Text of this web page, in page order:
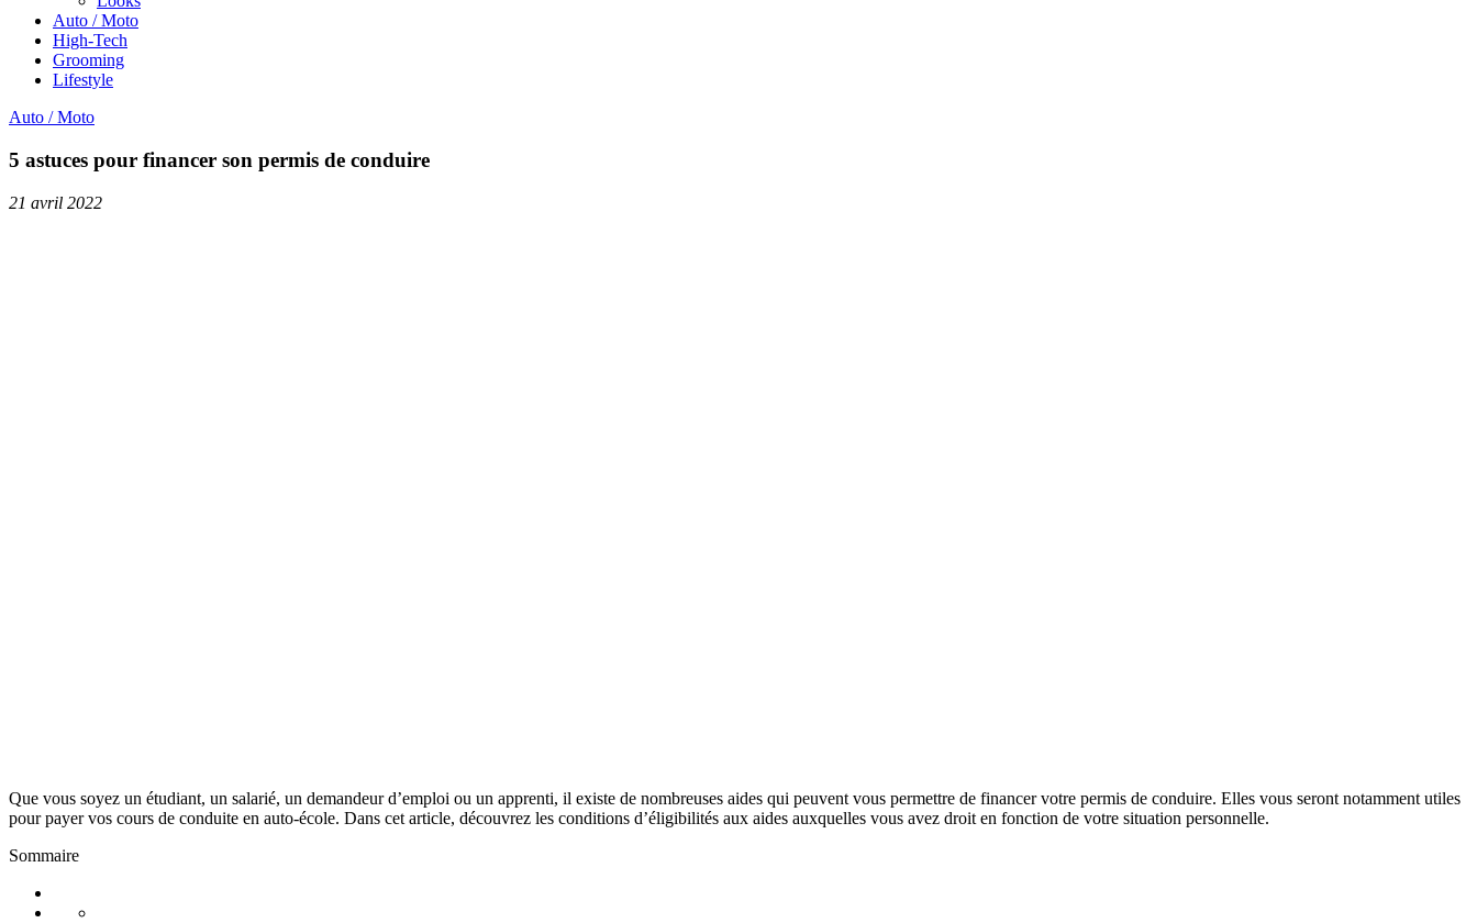
Auto / Moto
High-Tech
Grooming
Lifestyle
Auto / Moto
5 astuces pour financer son permis de conduire
21 avril 2022
Que vous soyez un étudiant, un salarié, un demandeur d’emploi ou un apprenti, il existe de nombreuses aides qui peuvent vous permettre de financer votre permis de conduire. Elles vous seront notamment utiles
pour payer vos cours de conduite en auto-école. Dans cet article, découvrez les conditions d’éligibilités aux aides auxquelles vous avez droit en fonction de votre situation personnelle.
Sommaire